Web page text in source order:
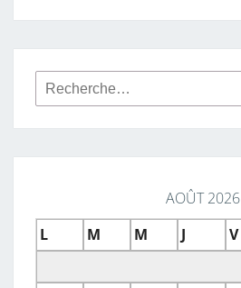
Rechercher :
AOÛT 2026
L
M M J V